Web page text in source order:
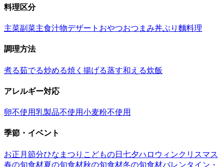
料理区分
主菜副菜主食汁物デザート おやつおつまみ丼ぶり 麵料理
調理方法
煮る茹でる炒める焼く 揚げる蒸す和える炊飯
アレルギー対応
卵不使用乳製品不使用小麦粉不使用
季節・イベント
お正月 節分ひなまつり こどもの日 七夕ハロウィンクリスマス
春の旬食材夏の旬食材秋の旬食材冬の旬食材バレンタイン・